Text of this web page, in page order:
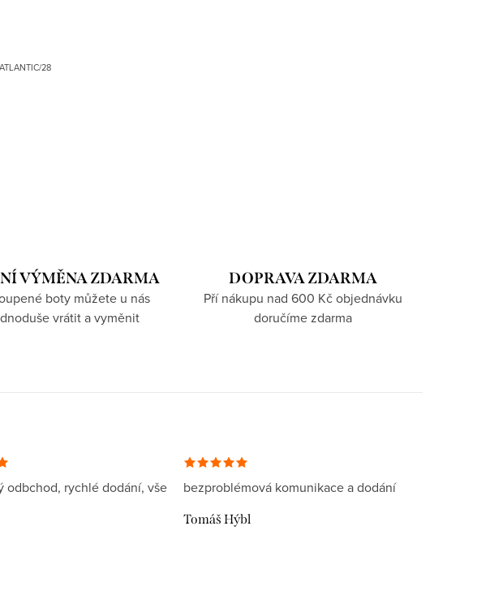
28
VÝMĚNA ZDARMA
boty můžete u nás
vrátit a vyměnit
DOPRAVA ZDARMA
Pří nákupu nad 600 Kč objednávku
doručíme zdarma
odbchod, rychlé dodání, vše
bezproblémová komunikace a dodání
Tomáš Hýbl